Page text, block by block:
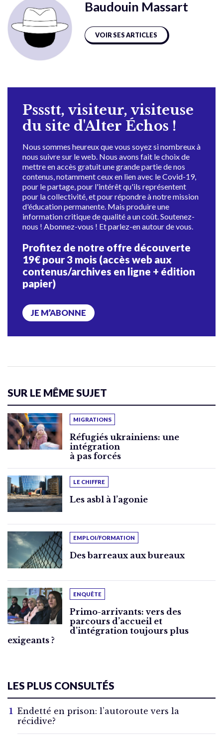
Baudouin Massart
VOIR SES ARTICLES
Pssstt, visiteur, visiteuse
du site d'Alter Échos !
Nous sommes heureux que vous soyez si nombreux à
nous suivre sur le web. Nous avons fait le choix de
mettre en accès gratuit une grande partie de nos
contenus, notamment ceux en lien avec le Covid-19,
pour le partage, pour l'intérêt qu'ils représentent
pour la collectivité, et pour répondre à notre mission
d'éducation permanente. Mais produire une
information critique de qualité a un coût. Soutenez-
nous ! Abonnez-vous ! Et parlez-en autour de vous.
Profitez de notre offre découverte
19€ pour 3 mois (accès web aux
contenus/archives en ligne + édition
papier)
JE M’ABONNE
SUR LE MÊME SUJET
MIGRATIONS
Réfugiés ukrainiens: une
intégration
à pas forcés
LE CHIFFRE
Les asbl à l’agonie
EMPLOI/FORMATION
Des barreaux aux bureaux
ENQUÊTE
Primo-arrivants: vers des
parcours d’accueil et
d’intégration toujours plus
exigeants ?
LES PLUS CONSULTÉS
Endetté en prison: l’autoroute vers la
récidive?